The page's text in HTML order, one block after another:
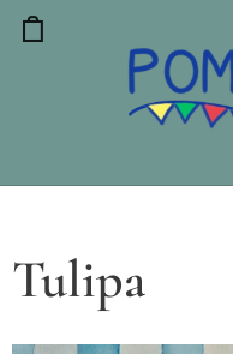
Tulipa